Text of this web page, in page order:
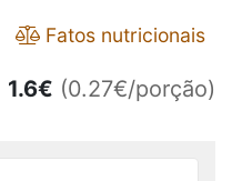
Fatos nutricionais
1.6€ (0.27€/porção)